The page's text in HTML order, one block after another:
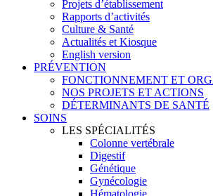
Projets d’établissement
Rapports d’activités
Culture & Santé
Actualités et Kiosque
English version
PRÉVENTION
FONCTIONNEMENT ET
NOS PROJETS ET ACTIONS
DÉTERMINANTS DE SANTÉ
SOINS
LES SPÉCIALITÉS
Colonne vertébrale
Digestif
Génétique
Gynécologie
Hématologie